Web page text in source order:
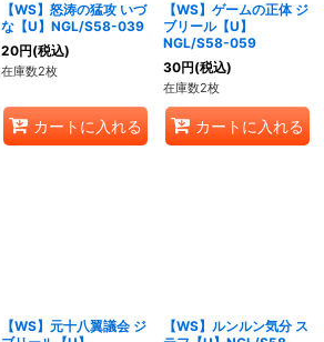
【WS】怒涛の猛攻 いづ
な【U】NGL/S58-039
20円(税込)
在庫数2枚
カートに入れる
【WS】ゲームの正体 ジ
ブリール【U】
NGL/S58-059
30円(税込)
在庫数2枚
カートに入れる
【WS】元十八翼議会 ジ
【WS】ルンルン気分 ス